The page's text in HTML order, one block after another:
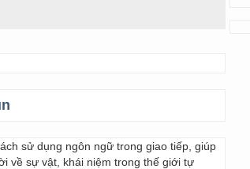
sử dụng ngôn ngữ trong giao tiếp, giúp
về sự vật, khái niệm trong thế giới tự